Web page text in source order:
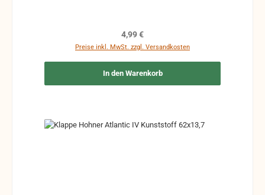
Regulärer Preis:
4,99 €
Preise inkl. MwSt. zzgl. Versandkosten
In den Warenkorb